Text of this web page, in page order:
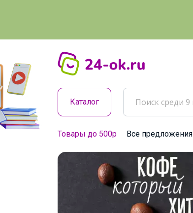
Каталог
Товары до 500р Все предложения